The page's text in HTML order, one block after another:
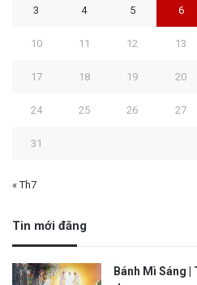
3 4 5 6
10 11 12 13
17 18 19 20
24 25 26 27
31
« Th7
Tin mới đăng
Bánh Mì Sáng |